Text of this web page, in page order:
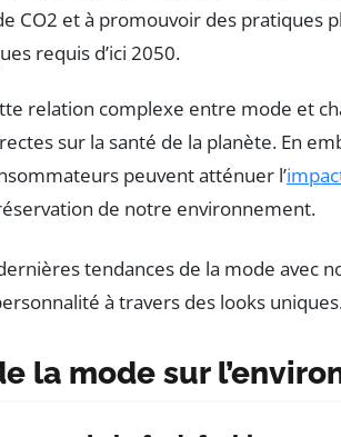
CO2 et à promouvoir des
requis d’ici 2050.
relation complexe entre mode et
sur la santé de la planète. En
peuvent atténuer l’
de notre environnement.
la mode sur